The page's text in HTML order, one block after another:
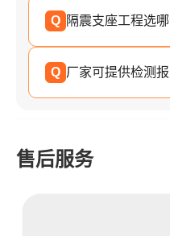
Q 隔震支座工程选哪
Q 厂家可提供检测报
售后服务